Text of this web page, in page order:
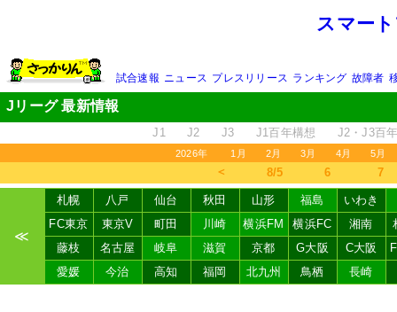
スマー
試合速報 ニュース プレスリリース ランキング 故障者
Jリーグ 最新情報
J1 J2 J3 J1百年構想 J2・J3百
2026年 1月 2月 3月 4月 5月
＜ 8/5 6 7
≪
札幌 八戸 仙台 秋田 山形 福島
いわき
FC東京
東京V 町田 川崎 横浜FM 横浜FC 湘南
藤枝
名古屋 岐阜 滋賀 京都 G大阪 C大阪
愛媛
今治 高知 福岡 北九州 鳥栖 長崎